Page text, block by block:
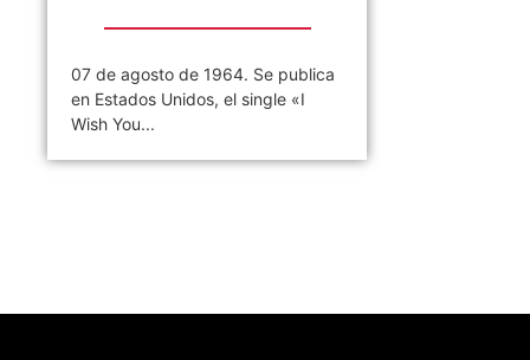
07 de agosto de 1964. Se publica
en Estados Unidos, el single «I
Wish You...